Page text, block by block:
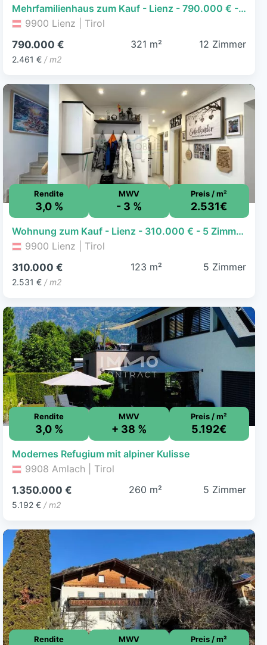
Mehrfamilienhaus zum Kauf - Lienz - 790.000 € - 12 Zimmer, 321 m²
9900 Lienz | Tirol
790.000 €
2.461 € / m2
321 m² 12 Zimmer
Rendite
3,0 %
MWV
- 3 %
Preis / m²
2.531€
Wohnung zum Kauf - Lienz - 310.000 € - 5 Zimmer, 122,5 m², 1. Geschoss
9900 Lienz | Tirol
310.000 €
2.531 € / m2
123 m² 5 Zimmer
Rendite
3,0 %
MWV
+ 38 %
Preis / m²
5.192€
Modernes Refugium mit alpiner Kulisse
9908 Amlach | Tirol
1.350.000 €
5.192 € / m2
260 m² 5 Zimmer
Rendite MWV Preis / m²